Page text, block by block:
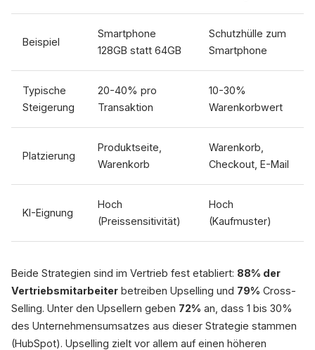
Beispiel
Smartphone
128GB statt 64GB
Schutzhülle zum
Smartphone
Typische
Steigerung
20-40% pro
Transaktion
10-30%
Warenkorbwert
Platzierung
Produktseite,
Warenkorb
Warenkorb,
Checkout, E-Mail
KI-Eignung
Hoch
(Preissensitivität)
Hoch
(Kaufmuster)
Beide Strategien sind im Vertrieb fest etabliert: 88% der
Vertriebsmitarbeiter betreiben Upselling und 79% Cross-
Selling. Unter den Upsellern geben 72% an, dass 1 bis 30%
des Unternehmensumsatzes aus dieser Strategie stammen
(HubSpot). Upselling zielt vor allem auf einen höheren